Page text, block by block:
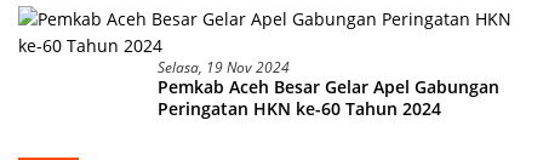
Selasa, 19 Nov 2024
Pemkab Aceh Besar Gelar Apel Gabungan
Peringatan HKN ke-60 Tahun 2024